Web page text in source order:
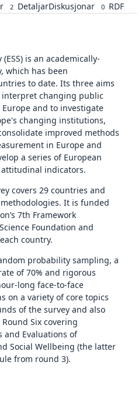
2 DetaljarDiskusjonar 0 RDF
is an academically-
which has been
to date. Its three aims
changing public
and to investigate
changing institutions,
improved methods
in Europe and
a series of European
indicators.
covers 29 countries and
It is funded
7th Framework
Foundation and
country.
probability sampling, a
of 70% and rigorous
long face-to-face
on a variety of core topics
of the survey and also
Six covering
and Evaluations of
Social Wellbeing (the latter
from round 3).